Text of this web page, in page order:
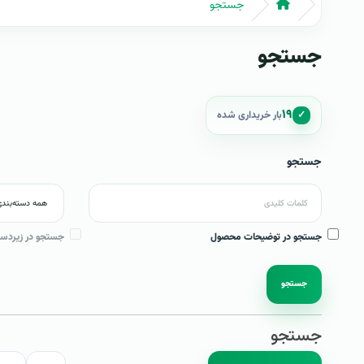
جستجو
جستجو
✓ ۱۹بار خریداری شده
جستجو
جستجو در توضیحات محصول جستجو در
جستجو
جستجو